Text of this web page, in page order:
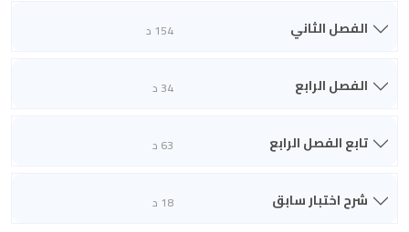
الفصل الثاني 154 د
الفصل الرابع 34 د
تابع الفصل الرابع 63 د
شرح اختبار سابق 18 د